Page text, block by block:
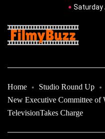
Saturday
Home
Studio Round Up
New Executive Committee of
TelevisionTakes Charge